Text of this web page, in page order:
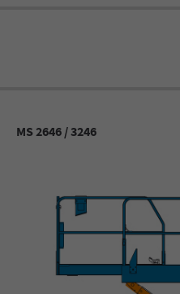
MS 2646 / 3246